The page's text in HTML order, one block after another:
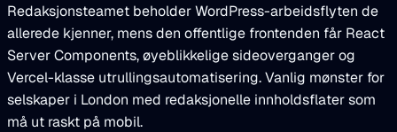
Redaksjonsteamet beholder WordPress-arbeidsflyten de
allerede kjenner, mens den offentlige frontenden får React
Server Components, øyeblikkelige sideoverganger og
Vercel-klasse utrullingsautomatisering. Vanlig mønster for
selskaper i London med redaksjonelle innholdsflater som
må ut raskt på mobil.